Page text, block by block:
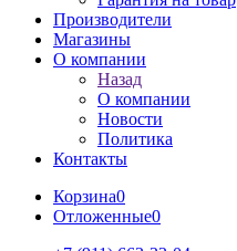
Производители
Магазины
О компании
Назад
О компании
Новости
Политика
Контакты
Корзина0
Отложенные0